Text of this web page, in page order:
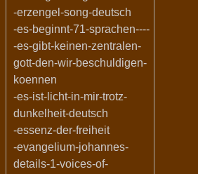
-erzengel-song-deutsch
-es-beginnt-71-sprachen----
-es-gibt-keinen-zentralen-
gott-den-wir-beschuldigen-
koennen
-es-ist-licht-in-mir-trotz-
dunkelheit-deutsch
-essenz-der-freiheit
-evangelium-johannes-
details-1-voices-of-